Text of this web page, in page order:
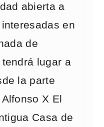
abierta a
en
de
lugar a
la parte
X El
Casa de